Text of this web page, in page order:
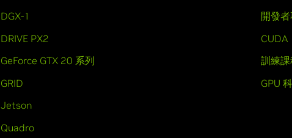
DGX-1
DRIVE PX2
GeForce GTX 20 系列
GRID
Jetson
Quadro
開發
CUDA
訓練課
GPU